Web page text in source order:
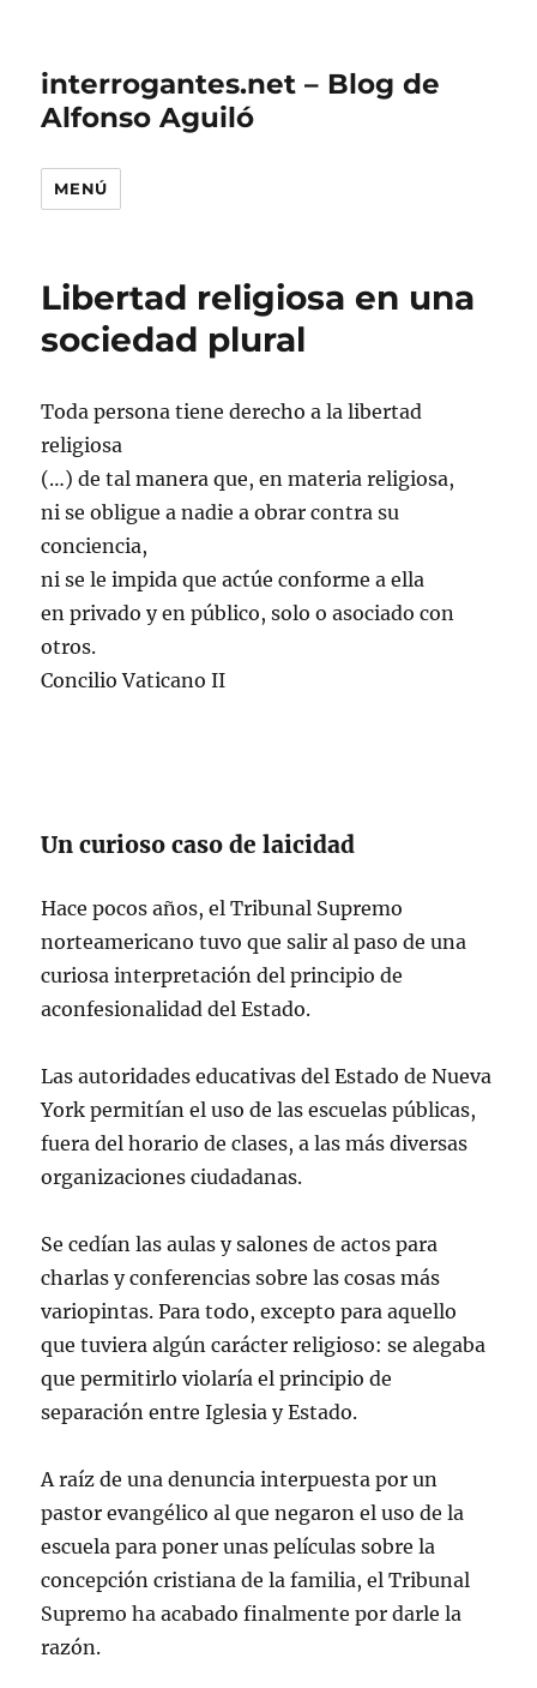
interrogantes.net – Blog de
Alfonso Aguiló
MENÚ
Libertad religiosa en una
sociedad plural
Toda persona tiene derecho a la libertad
religiosa
(…) de tal manera que, en materia religiosa,
ni se obligue a nadie a obrar contra su
conciencia,
ni se le impida que actúe conforme a ella
en privado y en público, solo o asociado con
otros.
Concilio Vaticano II
Un curioso caso de laicidad
Hace pocos años, el Tribunal Supremo
norteamericano tuvo que salir al paso de una
curiosa interpretación del principio de
aconfesionalidad del Estado.
Las autoridades educativas del Estado de Nueva
York permitían el uso de las escuelas públicas,
fuera del horario de clases, a las más diversas
organizaciones ciudadanas.
Se cedían las aulas y salones de actos para
charlas y conferencias sobre las cosas más
variopintas. Para todo, excepto para aquello
que tuviera algún carácter religioso: se alegaba
que permitirlo violaría el principio de
separación entre Iglesia y Estado.
A raíz de una denuncia interpuesta por un
pastor evangélico al que negaron el uso de la
escuela para poner unas películas sobre la
concepción cristiana de la familia, el Tribunal
Supremo ha acabado finalmente por darle la
razón.